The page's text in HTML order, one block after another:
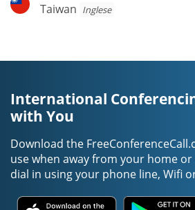
Taiwan Inglese
International
with You
Download the
use when away from your home
dial in using your phone line, Wifi